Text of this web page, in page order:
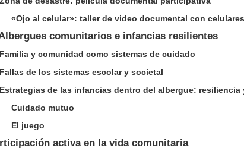
«Ojo al celular»: taller de video documental con celulares
comunitarios e infancias resilientes
Familia y comunidad como sistemas de cuidado
Fallas de los sistemas escolar y societal
Estrategias de las infancias dentro del albergue: resiliencia
Cuidado mutuo
El juego
activa en la vida comunitaria